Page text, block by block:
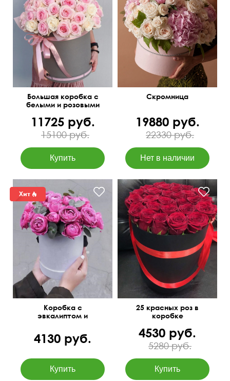
Получатель точно будет в
восторге!
Большая коробка с
белыми и розовыми
11725 руб.
15100 руб.
Пионовидные розы White
O'Hara - 35, pions - 6,
hydrangea - 3, большая
коробка для цветов - 1,
оазис - 3
Скромница
19880 руб.
22330 руб.
Коробка с
эвкалиптом и
4130 руб.
Доставим в ближайшее
25 красных роз в
коробке
4530 руб.
5280 руб.